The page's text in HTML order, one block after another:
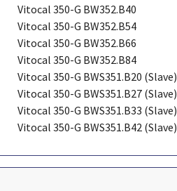
Vitocal 350-G BW352.B40
Vitocal 350-G BW352.B54
Vitocal 350-G BW352.B66
Vitocal 350-G BW352.B84
Vitocal 350-G BWS351.B20 (Slave)
Vitocal 350-G BWS351.B27 (Slave)
Vitocal 350-G BWS351.B33 (Slave)
Vitocal 350-G BWS351.B42 (Slave)